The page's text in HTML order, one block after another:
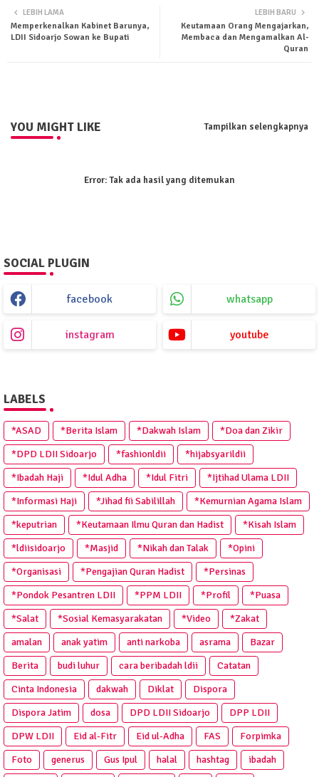
ter tsa
LEBIH BARU
Keutamaan Orang Mengajarkan,
Membaca dan Mengamalkan Al-
Quran
LEBIH LAMA
Memperkenalkan Kabinet Barunya,
LDII Sidoarjo Sowan ke Bupati
YOU MIGHT LIKE Tampilkan selengkapnya
Error:Tak ada hasil yang ditemukan
SOCIAL PLUGIN
facebook whatsapp
instagram youtube
LABELS
*ASAD *Berita Islam *Dakwah Islam
*Doa dan Zikir
*DPD LDII Sidoarjo
*fashionldii
*hijabsyarildii
*Ibadah Haji
*Idul Adha *Idul Fitri
*Ijtihad Ulama LDII
*Informasi Haji
*Jihad fii Sabilillah
*Kemurnian Agama Islam
*keputrian
*Keutamaan Ilmu Quran dan Hadist
*Kisah Islam
*ldiisidoarjo
*Masjid *Nikah dan Talak
*Opini
*Organisasi
*Pengajian Quran Hadist
*Persinas
*Pondok Pesantren LDII
*PPM LDII *Profil
*Puasa
*Salat
*Sosial Kemasyarakatan *Video
*Zakat
amalan
anak yatim anti narkoba asrama
Bazar
Berita
budi luhur cara beribadah ldii
Catatan
Cinta Indonesia
dakwah Diklat
Dispora
Dispora Jatim
dosa DPD LDII Sidoarjo
DPP LDII
DPW LDII
Eid al-Fitr Eid ul-Adha FAS
Forpimka
Foto
generus Gus Ipul halal hashtag
ibadah